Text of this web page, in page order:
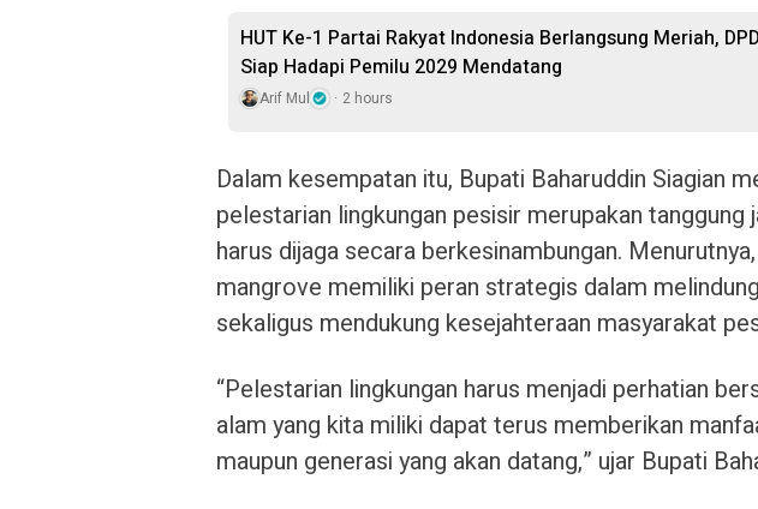
HUT Ke-1 Partai Rakyat Indonesia Berlangsung Meriah,
Siap Hadapi Pemilu 2029 Mendatang
Arif Mul 2 hours
Dalam kesempatan itu, Bupati Baharuddin Siagian
pelestarian lingkungan pesisir merupakan tanggung
harus dijaga secara berkesinambungan.
mangrove memiliki peran strategis dalam
sekaligus mendukung kesejahteraan masyarakat
“Pelestarian lingkungan harus menjadi perhatian
alam yang kita miliki dapat terus memberikan
maupun generasi yang akan datang,” ujar Bupati